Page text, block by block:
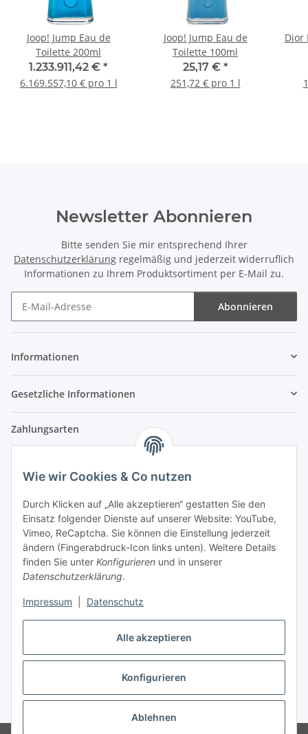
Alle akzeptieren
Konfigurieren
Ablehnen
Wie wir Cookies & Co nutzen
Durch Klicken auf „Alle akzeptieren“ gestatten Sie den
Einsatz folgender Dienste auf unserer Website: YouTube,
Vimeo, ReCaptcha. Sie können die Einstellung jederzeit
ändern (Fingerabdruck-Icon links unten). Weitere Details
finden Sie unter Konfigurieren und in unserer
Datenschutzerklärung.
Impressum Datenschutz
Joop! Jump Eau de
Toilette 200ml
1.233.911,42 € *
6.169.557,10 € pro 1 l
Joop! Jump Eau de
Toilette 100ml
25,17 € *
251,72 € pro 1 l
Dior
Newsletter Abonnieren
Bitte senden Sie mir entsprechend Ihrer
Datenschutzerklärung regelmäßig und jederzeit widerruflich
Informationen zu Ihrem Produktsortiment per E-Mail zu.
Abonnieren
Informationen
Gesetzliche Informationen
Zahlungsarten
Versandpartner
Partner
* Alle Preise inkl. gesetzlicher USt., zzgl.